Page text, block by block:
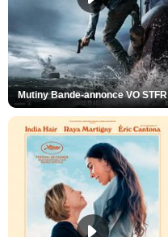
Mutiny Bande-annonce VO STFR